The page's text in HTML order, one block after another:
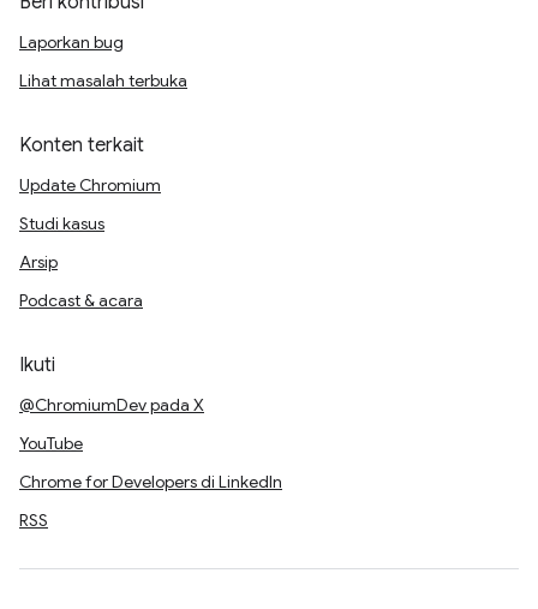
Laporkan bug
Lihat masalah terbuka
Konten terkait
Update Chromium
Studi kasus
Arsip
Podcast & acara
Ikuti
@ChromiumDev pada X
YouTube
Chrome for Developers di LinkedIn
RSS